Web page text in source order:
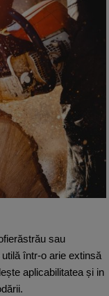
sau
într-o arie extinsă
aplicabilitatea și in